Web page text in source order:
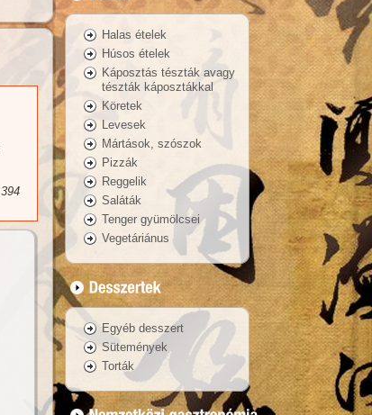
394
Halas ételek
Húsos ételek
Káposztás tészták avagy
tészták káposztákkal
Köretek
Levesek
Mártások, szószok
Pizzák
Reggelik
Saláták
Tenger gyümölcsei
Vegetáriánus
Egyéb desszert
Sütemények
Torták